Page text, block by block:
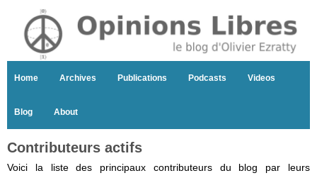
Home Archives Publications Podcasts Videos
Blog About
Contributeurs actifs
Voici la liste des principaux contributeurs du blog par leurs